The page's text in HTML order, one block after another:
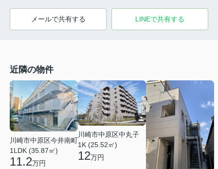
メールで共有する LINEで共有する
近隣の物件
川崎市中原区今井南町
1LDK (35.87㎡)
11.2万円
川崎市中原区中丸子
1K (25.52㎡)
12万円